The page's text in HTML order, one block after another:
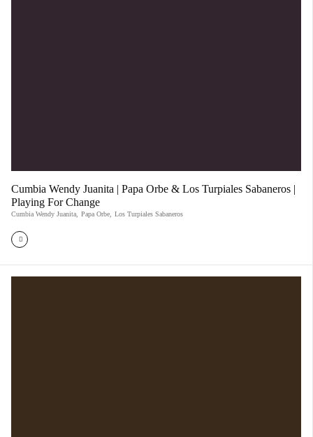
Cumbia Wendy Juanita | Papa Orbe & Los Turpiales Sabaneros |
Playing For Change
Cumbia Wendy Juanita Papa Orbe Los Turpiales Sabaneros